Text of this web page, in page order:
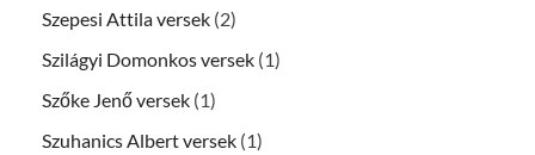
Szepesi Attila versek (2)
Szilágyi Domonkos versek (1)
Szőke Jenő versek (1)
Szuhanics Albert versek (1)